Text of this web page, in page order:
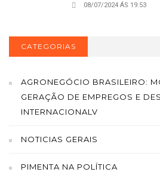
08/07/2024 ÁS 19:53
CATEGORIAS
AGRONEGÓCIO BRASILEIRO:
GERAÇÃO DE EMPREGOS E
INTERNACIONALV
NOTICIAS GERAIS
PIMENTA NA POLÍTICA